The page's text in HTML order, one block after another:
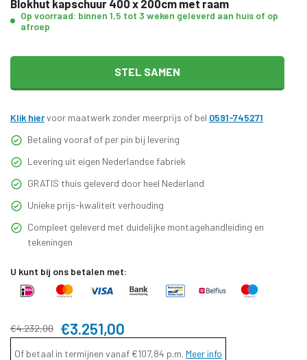
Blokhut kapschuur 400 x 200cm met raam
Op voorraad: binnen 1,5 tot 3 weken geleverd aan huis of op
afroep
STEL SAMEN
Klik hiervoor maatwerk zonder meerprijs of bel 0591-745271
Betaling vooraf of per pin bij levering
Levering uit eigen Nederlandse fabriek
GRATIS thuis geleverd door heel Nederland
Unieke prijs-kwaliteit verhouding
Compleet geleverd met duidelijke montagehandleiding en
tekeningen
U kunt bij ons betalen met:
€4.232,00 €3.251,00
Of betaal in termijnen vanaf €107,84 p.m. Meer info